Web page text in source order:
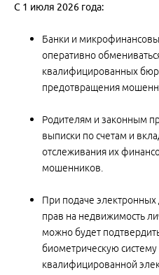
С 1 июля 2026 года:
Банки и
оперативно
квалифицированных
предотвращения
Родителям и законным
выписки по счетам и
отслеживания их
мошенников.
При подаче
прав на недвижимость
можно будет
биометрическую систему
квалифицированной